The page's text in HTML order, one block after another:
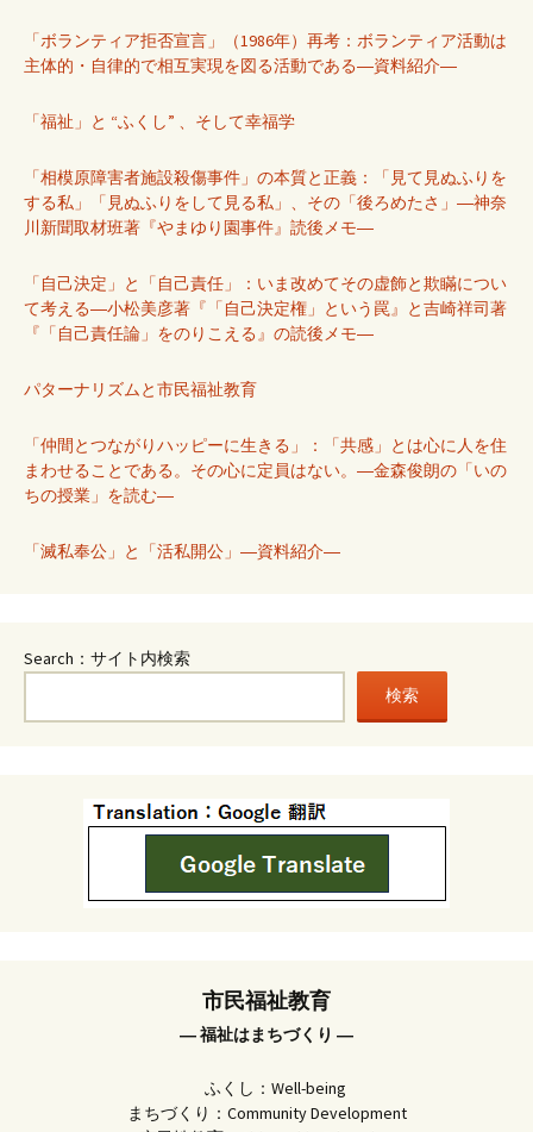
「ボランティア拒否宣言」（1986年）再考：ボランティア活動は
主体的・自律的で相互実現を図る活動である―資料紹介―
「福祉」と “ふくし” 、そして幸福学
「相模原障害者施設殺傷事件」の本質と正義：「見て見ぬふりを
する私」「見ぬふりをして見る私」、その「後ろめたさ」―神奈
川新聞取材班著『やまゆり園事件』読後メモ―
「自己決定」と「自己責任」：いま改めてその虚飾と欺瞞につい
て考える―小松美彦著『「自己決定権」という罠』と吉崎祥司著
『「自己責任論」をのりこえる』の読後メモ―
パターナリズムと市民福祉教育
「仲間とつながりハッピーに生きる」：「共感」とは心に人を住
まわせることである。その心に定員はない。―金森俊朗の「いの
ちの授業」を読む―
「滅私奉公」と「活私開公」―資料紹介―
Search：サイト内検索
検索
市民福祉教育
― 福祉はまちづくり ―
ふくし：Well-being
まちづくり：Community Development